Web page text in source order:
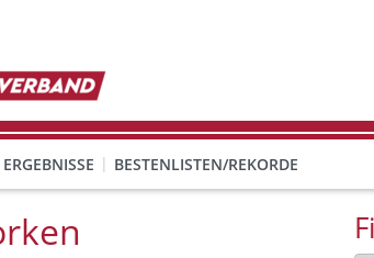
ERGEBNISSE BESTENLISTEN/REKORDE